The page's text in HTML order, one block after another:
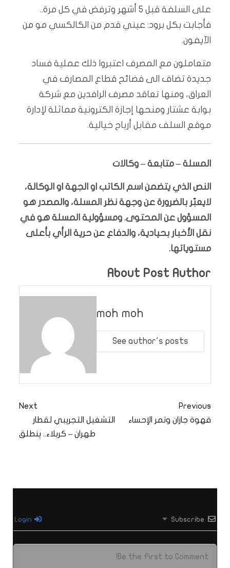
على السلفة قبل 5 أشهر وترفض في كل مرة..
فأجابت بكل برود: عيني قدم من الكالكسي مو من
الآيفون.
متعاملون مع المصرف اعتبروا ذلك عملية فساد
جديدة تضاف الى فضائح قطاع المصارف في
العراق، ومنها تعاقد مصرف الرافدين مع شركة
بوابة عشتار ومنحها إجازة الكترونية مماثلة لإدارة
موقع السلف مقابل أرباح خيالية.
المسلة – متابعة – وكالات
النص الذي يتضمن اسم الكاتب او الجهة او الوكالة،
لايعبّر بالضرورة عن وجهة نظر المسلة، والمصدر هو
المسؤول عن المحتوى. ومسؤولية المسلة هو في
نقل الأخبار بحيادية، والدفاع عن حرية الرأي بأعلى
مستوياتها.
About Post Author
moh moh
See author's posts
Previous
قهوة جازان وتمر الإحساء
Next
التشغيل التجريبي لقطار
طهران – كربلاء.. ينطلق
Subscribe